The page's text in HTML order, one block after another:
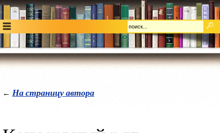
← На страницу автора